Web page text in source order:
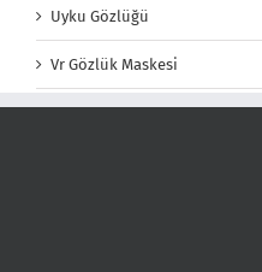
Uyku Gözlüğü
Vr Gözlük Maskesi